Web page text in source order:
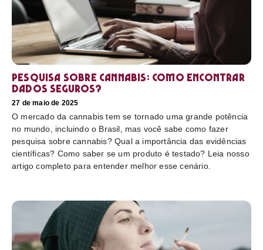
Pesquisa sobre cannabis: Como encontrar
dados seguros?
27 de maio de 2025
O mercado da cannabis tem se tornado uma grande potência
no mundo, incluindo o Brasil, mas você sabe como fazer
pesquisa sobre cannabis? Qual a importância das evidências
científicas? Como saber se um produto é testado? Leia nosso
artigo completo para entender melhor esse cenário.